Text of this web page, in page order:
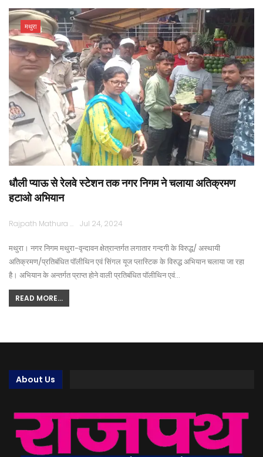
मथुरा
धौली प्याऊ से रेलवे स्टेशन तक नगर निगम ने चलाया अतिक्रमण
हटाओ अभियान
Rajpath Mathura Jul 24, 2024
मथुरा। नगर निगम मथुरा-वृन्दावन क्षेत्रान्तर्गत लगातार गन्दगी के विरुद्ध/ अस्थायी
अतिक्रमण/प्रतिबंधित पॉलीथिन एवं सिंगल यूज प्लास्टिक के विरुद्ध अभियान चलाया जा रहा
है। अभियान के अन्तर्गत प्राप्त होने वाली प्रतिबंधित पॉलीथिन एवं…
READ MORE...
About Us